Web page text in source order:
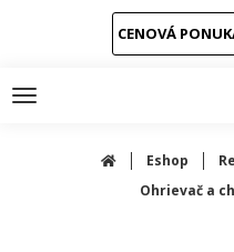
CENOVÁ
Toggle
Eshop
Ohrievač a